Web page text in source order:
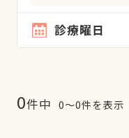
診療曜日
0件中 0〜0件を表示